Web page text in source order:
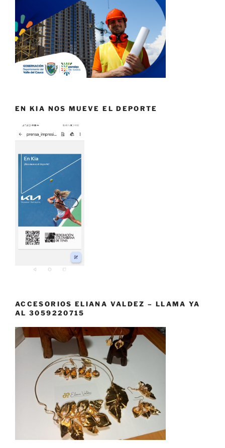
EN KIA NOS MUEVE EL DEPORTE
ACCESORIOS ELIANA VALDEZ – LLAMA YA
AL 3059220715